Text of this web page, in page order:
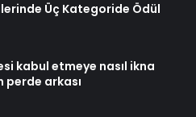
Üç Kategoride Ödül
kabul etmeye nasıl ikna
perde arkası